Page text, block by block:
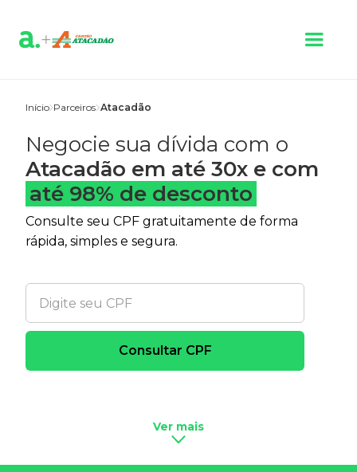
Início Parceiros Atacadão
Negocie sua dívida com o
Atacadão em até 30x e com
até 98% de desconto
Consulte seu CPF gratuitamente de forma
rápida, simples e segura.
Ver mais